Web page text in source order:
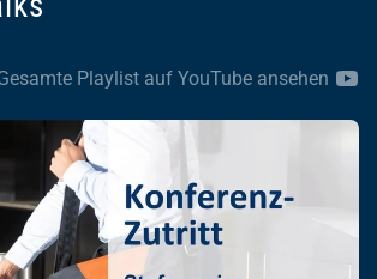
Playlist auf YouTube ansehen